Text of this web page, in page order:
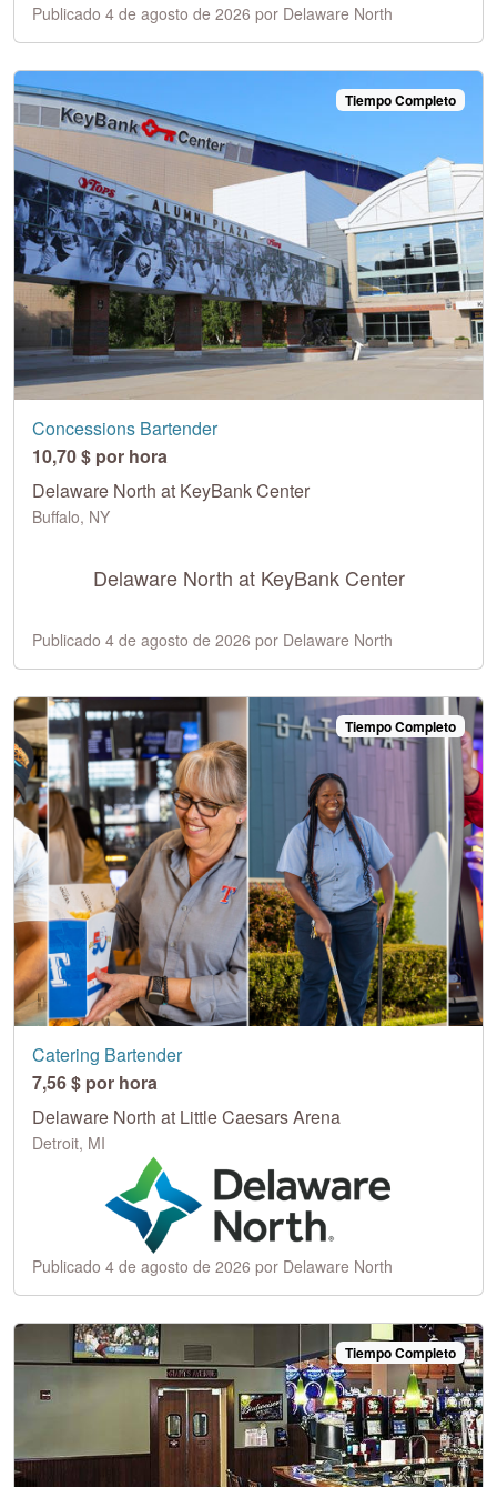
Publicado 4 de agosto de 2026 por Delaware North
Tiempo Completo
Concessions Bartender
10,70 $ por hora
Delaware North at KeyBank Center
Buffalo, NY
Delaware North at KeyBank Center
Publicado 4 de agosto de 2026 por Delaware North
Tiempo Completo
Catering Bartender
7,56 $ por hora
Delaware North at Little Caesars Arena
Detroit, MI
Publicado 4 de agosto de 2026 por Delaware North
Tiempo Completo